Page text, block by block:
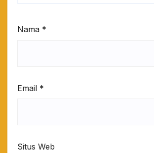
Nama *
Email *
Situs Web